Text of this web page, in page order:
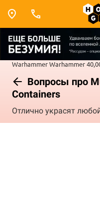
WarhammerWarhammer
Вопросы про
Containers
Отлично украсят